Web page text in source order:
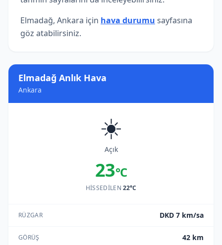
Elmadağ Anlık Hava
Ankara
☀️
Açık
23°C
HISSEDILEN22°C
RÜZGAR DKD 7 km/sa
GÖRÜŞ 42 km
Elmadağ, Ankara için hava durumu sayfasına
göz atabilirsiniz.